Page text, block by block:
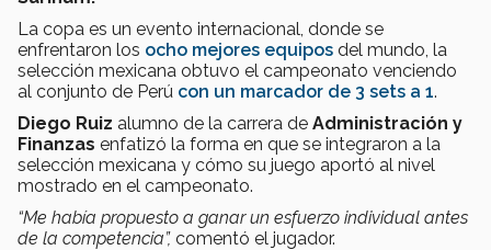
La copa es un evento internacional, donde se
enfrentaron los ocho mejores equipos del mundo, la
selección mexicana obtuvo el campeonato venciendo
al conjunto de Perú con un marcador de 3 sets a 1.
Diego Ruiz alumno de la carrera de Administración y
Finanzas enfatizó la forma en que se integraron a la
selección mexicana y cómo su juego aportó al nivel
mostrado en el campeonato.
“Me había propuesto a ganar un esfuerzo individual antes
de la competencia”, comentó el jugador.